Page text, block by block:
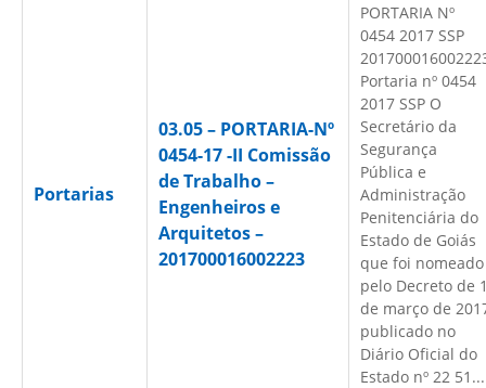
Portarias
03.05 – PORTARIA-Nº
0454-17 -II Comissão
de Trabalho –
Engenheiros e
Arquitetos –
201700016002223
PORTARIA Nº
0454 2017 SSP
Portaria nº 0454
2017 SSP O
Secretário da
Segurança
Pública e
Administração
Penitenciária do
Estado de Goiás
que foi nomeado
pelo Decreto de
de março de
publicado no
Diário Oficial do
Estado nº 22 51...